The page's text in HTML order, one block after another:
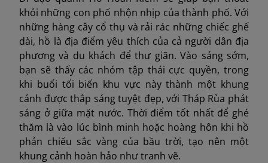
khỏi những con phố nhộn nhịp của thành phố. Với
những hàng cây cổ thụ và rải rác những chiếc ghế
dài, hồ là địa điểm yêu thích của cả người dân địa
phương và du khách để thư giãn. Vào sáng sớm,
bạn sẽ thấy các nhóm tập thái cực quyền, trong
khi buổi tối biến khu vực này thành một khung
cảnh được thắp sáng tuyệt đẹp, với Tháp Rùa phát
sáng ở giữa mặt nước. Thời điểm tốt nhất để ghé
thăm là vào lúc bình minh hoặc hoàng hôn khi hồ
phản chiếu sắc vàng của bầu trời, tạo nên một
khung cảnh hoàn hảo như tranh vẽ.